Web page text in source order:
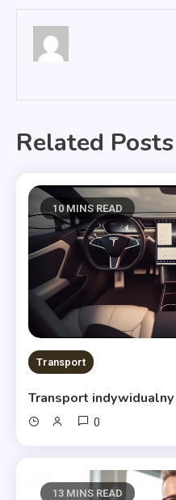
Related Posts
10 MINS READ
Transport
Transport
0
13 MINS READ